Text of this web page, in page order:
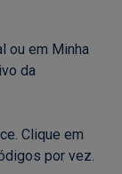
ou em Minha
da
Clique em
por vez.